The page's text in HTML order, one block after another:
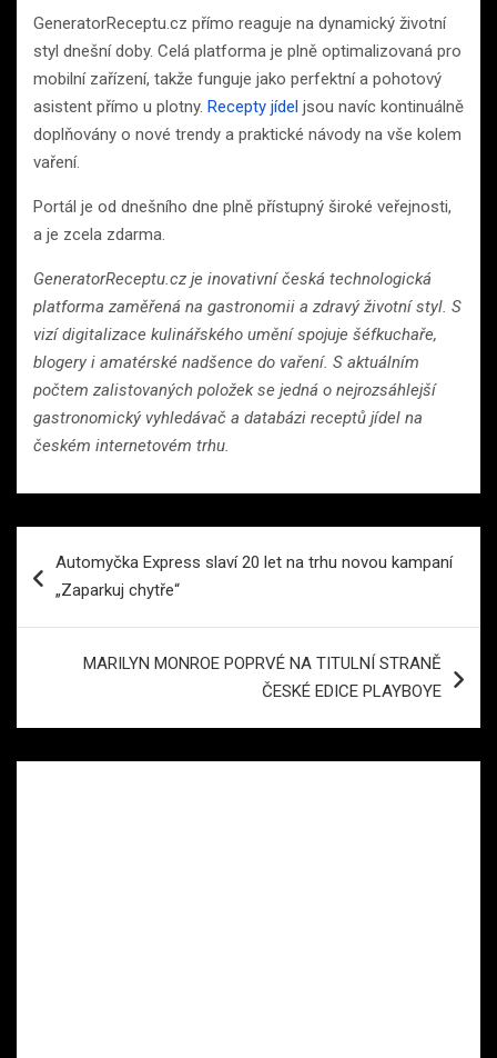
GeneratorReceptu.cz přímo reaguje na dynamický životní
styl dnešní doby. Celá platforma je plně optimalizovaná pro
mobilní zařízení, takže funguje jako perfektní a pohotový
asistent přímo u plotny. Recepty jídel jsou navíc kontinuálně
doplňovány o nové trendy a praktické návody na vše kolem
vaření.
Portál je od dnešního dne plně přístupný široké veřejnosti,
a je zcela zdarma.
GeneratorReceptu.cz je inovativní česká technologická
platforma zaměřená na gastronomii a zdravý životní styl. S
vizí digitalizace kulinářského umění spojuje šéfkuchaře,
blogery i amatérské nadšence do vaření. S aktuálním
počtem zalistovaných položek se jedná o nejrozsáhlejší
gastronomický vyhledávač a databázi receptů jídel na
českém internetovém trhu.
proAutomyčka Express slaví 20 let na trhu novou kampaní
„Zaparkuj chytře“
MARILYN MONROE POPRVÉ NA TITULNÍ STRANĚ
ČESKÉ EDICE PLAYBOYE